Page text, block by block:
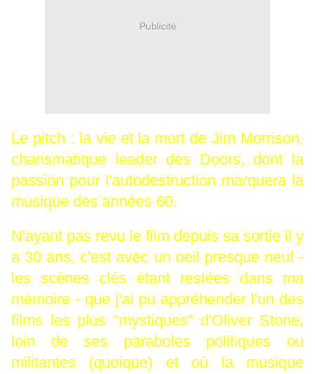
Publicité
Le pitch : la vie et la mort de Jim Morrison,
charismatique leader des Doors, dont la
passion pour l'autodestruction marquera la
musique des années 60.
N'ayant pas revu le film depuis sa sortie il y
a 30 ans, c'est avec un oeil presque neuf -
les scènes clés étant restées dans ma
mémoire - que j'ai pu appréhender l'un des
films les plus "mystiques" d'Oliver Stone,
loin de ses paraboles politiques ou
militantes (quoique) et où la musique